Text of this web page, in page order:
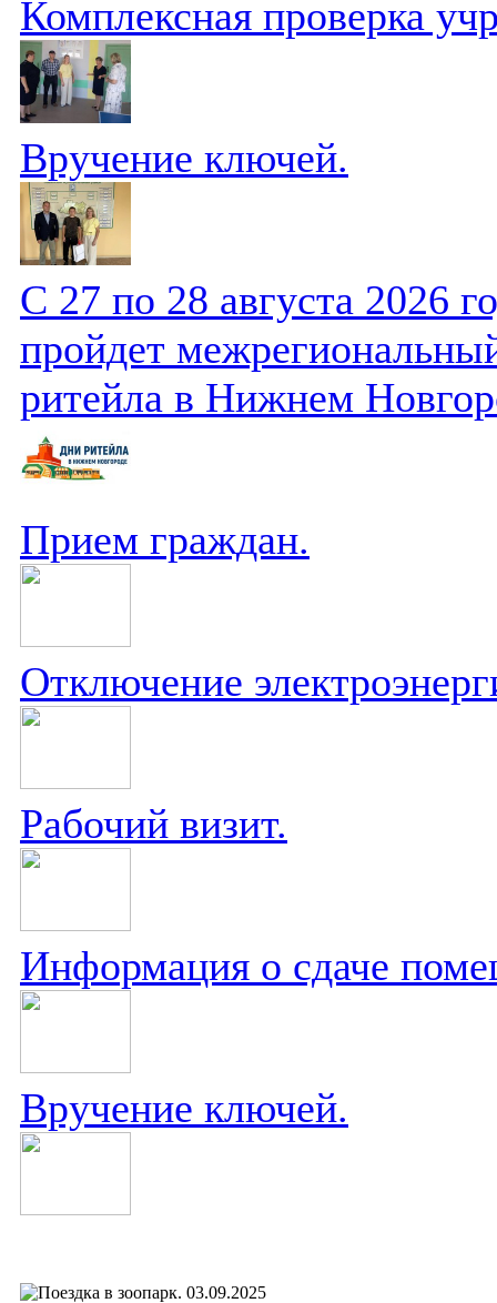
Комплексная проверка
Вручение ключей.
С 27 по 28 августа 2026
пройдет
ритейла в Нижнем
Прием граждан.
Отключение
Рабочий визит.
Информация о сдаче
Вручение ключей.
03.09.2025